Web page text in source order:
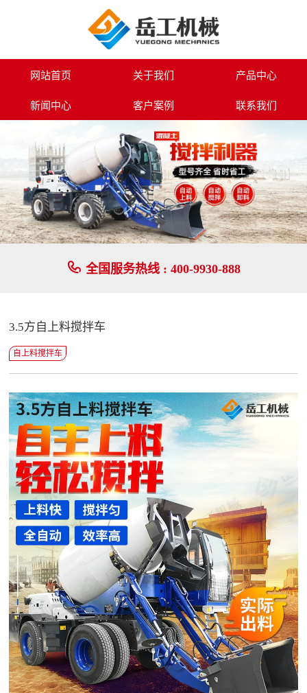
3.5方自上料搅拌车-岳工机械专业生产路面设备系列,小型挖掘机,装载机
网站首页 关于我们 产品中心
新闻中心 客户案例 联系我们
 全国服务热线 : 400-9930-888
3.5方自上料搅拌车
自上料搅拌车